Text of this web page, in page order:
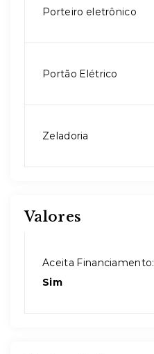
Porteiro eletrônico
Portão Elétrico
Zeladoria
Valores
Aceita Financiamento:
Sim